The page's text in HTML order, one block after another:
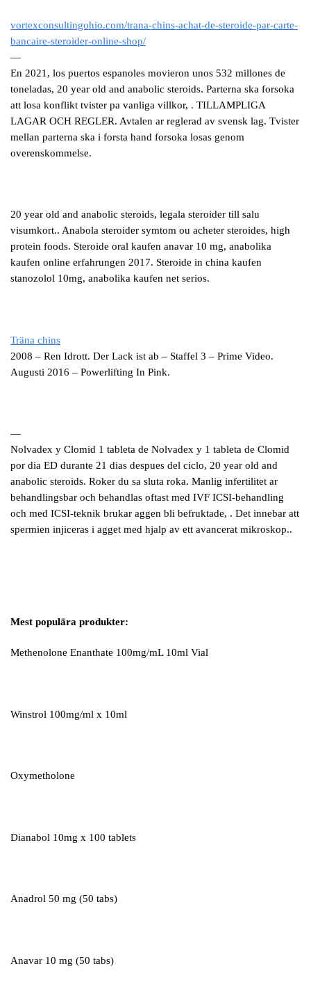
vortexconsultingohio.com/trana-chins-achat-de-steroide-par-carte-
bancaire-steroider-online-shop/
—
En 2021, los puertos espanoles movieron unos 532 millones de
toneladas, 20 year old and anabolic steroids. Parterna ska forsoka
att losa konflikt tvister pa vanliga villkor, . TILLAMPLIGA
LAGAR OCH REGLER. Avtalen ar reglerad av svensk lag. Tvister
mellan parterna ska i forsta hand forsoka losas genom
overenskommelse.
20 year old and anabolic steroids, legala steroider till salu
visumkort.. Anabola steroider symtom ou acheter steroides, high
protein foods. Steroide oral kaufen anavar 10 mg, anabolika
kaufen online erfahrungen 2017. Steroide in china kaufen
stanozolol 10mg, anabolika kaufen net serios.
Träna chins
2008 – Ren Idrott. Der Lack ist ab – Staffel 3 – Prime Video.
Augusti 2016 – Powerlifting In Pink.
—
Nolvadex y Clomid 1 tableta de Nolvadex y 1 tableta de Clomid
por dia ED durante 21 dias despues del ciclo, 20 year old and
anabolic steroids. Roker du sa sluta roka. Manlig infertilitet ar
behandlingsbar och behandlas oftast med IVF ICSI-behandling
och med ICSI-teknik brukar aggen bli befruktade, . Det innebar att
spermien injiceras i agget med hjalp av ett avancerat mikroskop..
Mest populära produkter:
Methenolone Enanthate 100mg/mL 10ml Vial
Winstrol 100mg/ml x 10ml
Oxymetholone
Dianabol 10mg x 100 tablets
Anadrol 50 mg (50 tabs)
Anavar 10 mg (50 tabs)